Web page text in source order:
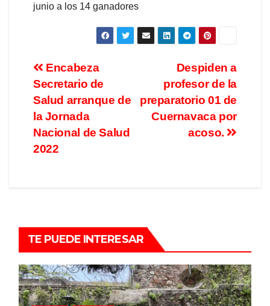
junio a los 14 ganadores
Despiden a
profesor de la
preparatorio 01 de
Cuernavaca por
acoso.
Encabeza
Secretario de
Salud arranque de
la Jornada
Nacional de Salud
2022
TE PUEDE INTERESAR